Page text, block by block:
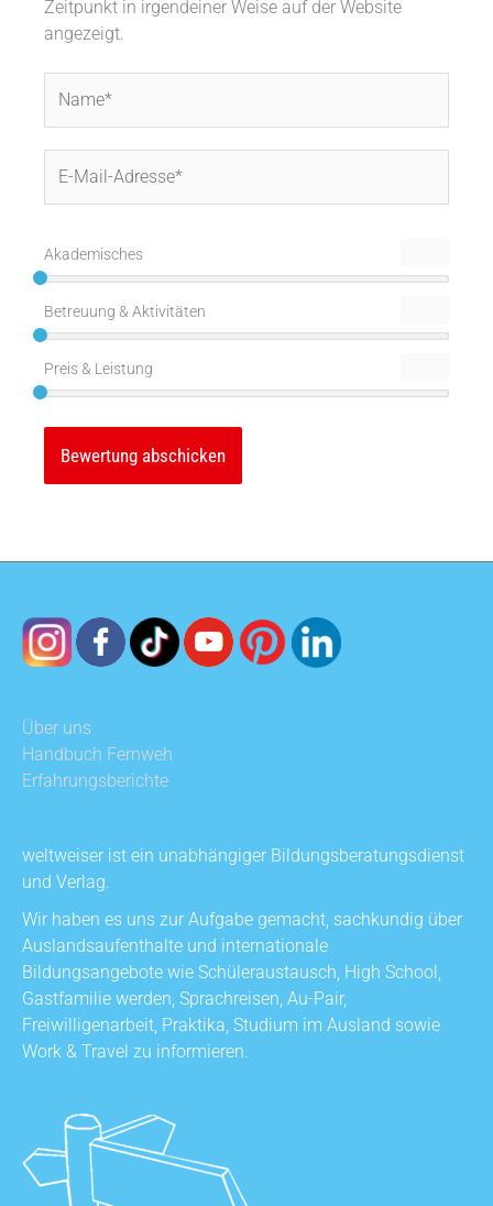
Zeitpunkt in irgendeiner Weise auf der Website
angezeigt.
Mail-
Akademisches
Betreuung & Aktivitäten
Preis & Leistung
Über uns
Handbuch Fernweh
Erfahrungsberichte
weltweiser ist ein unabhängiger Bildungsberatungsdienst
und Verlag.
Wir haben es uns zur Aufgabe gemacht, sachkundig über
Auslandsaufenthalte und internationale
Bildungsangebote wie Schüleraustausch, High School,
Gastfamilie werden, Sprachreisen, Au-Pair,
Freiwilligenarbeit, Praktika, Studium im Ausland sowie
Work & Travel zu informieren.